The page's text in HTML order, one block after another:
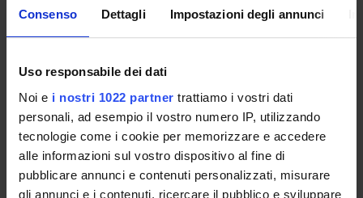
Consenso Dettagli Impostazioni degli annunci
Uso responsabile dei dati
Noi e i nostri 1022 partner trattiamo i vostri dati
personali, ad esempio il vostro numero IP, utilizzando
tecnologie come i cookie per memorizzare e accedere
alle informazioni sul vostro dispositivo al fine di
pubblicare annunci e contenuti personalizzati, misurare
gli annunci e i contenuti, ricercare il pubblico e sviluppare
Finanziamento:assegnato e gestito dal Dipartimento
PARTECIPANTI AL PROGETTO
Michele Tansella